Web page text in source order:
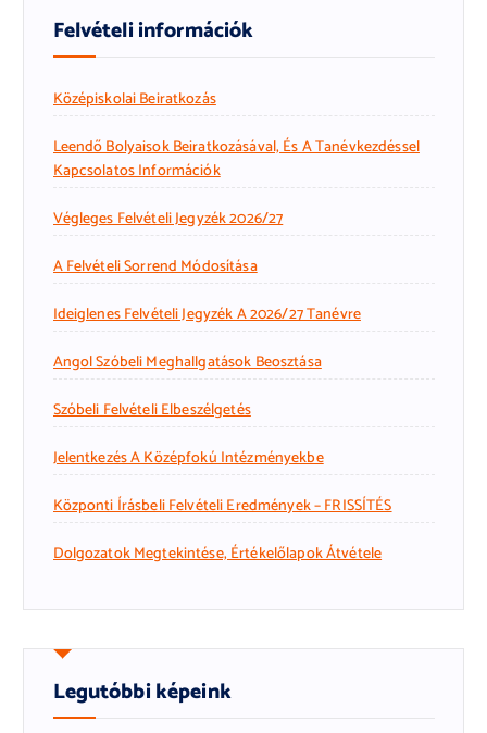
Felvételi információk
Középiskolai Beiratkozás
Leendő Bolyaisok Beiratkozásával, És A Tanévkezdéssel
Kapcsolatos Információk
Végleges Felvételi Jegyzék 2026/27
A Felvételi Sorrend Módosítása
Ideiglenes Felvételi Jegyzék A 2026/27 Tanévre
Angol Szóbeli Meghallgatások Beosztása
Szóbeli Felvételi Elbeszélgetés
Jelentkezés A Középfokú Intézményekbe
Központi Írásbeli Felvételi Eredmények – FRISSÍTÉS
Dolgozatok Megtekintése, Értékelőlapok Átvétele
Legutóbbi képeink